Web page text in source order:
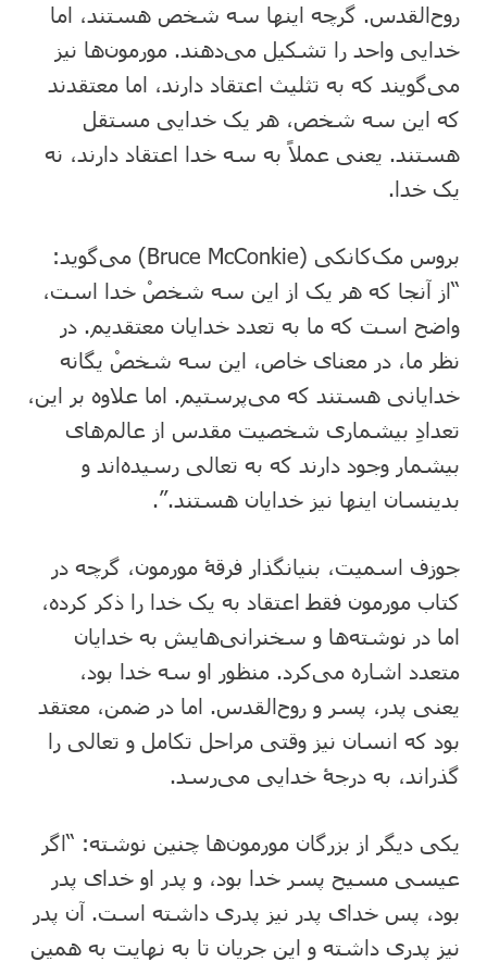
روح‌القدس. گرچه اینها سه شخص هستند، اما
خدایی واحد را تشکیل می‌دهند. مورمون‌ها نیز
می‌گویند که به تثلیث اعتقاد دارند، اما معتقدند
که این سه شخص، هر یک خدایی مستقل
هستند. یعنی عملاً به سه خدا اعتقاد دارند، نه
یک خدا.
بروس مک‌کانکی (Bruce McConkie) می‌گوید:
“از آنجا که هر یک از این سه شخصْ خدا است،
واضح است که ما به تعدد خدایان معتقدیم. در
نظر ما، در معنای خاص، این سه شخصْ یگانه
خدایانی هستند که می‌پرستیم. اما علاوه بر این،
تعدادِ بیشماری شخصیت مقدس از عالم‌های
بیشمار وجود دارند که به تعالی رسیده‌اند و
بدینسان اینها نیز خدایان هستند.”.
جوزف اسمیت، بنیانگذار فرقۀ مورمون، گرچه در
کتاب مورمون فقط اعتقاد به یک خدا را ذکر کرده،
اما در نوشته‌ها و سخنرانی‌هایش به خدایان
متعدد اشاره می‌کرد. منظور او سه خدا بود،
یعنی پدر، پسر و روح‌القدس. اما در ضمن، معتقد
بود که انسان نیز وقتی مراحل تکامل و تعالی را
گذراند، به درجۀ خدایی می‌رسد.
یکی دیگر از بزرگان مورمون‌ها چنین نوشته: “اگر
عیسی مسیح پسر خدا بود، و پدر او خدای پدر
بود، پس خدای پدر نیز پدری داشته است. آن پدر
نیز پدری داشته و این جریان تا به نهایت به همین